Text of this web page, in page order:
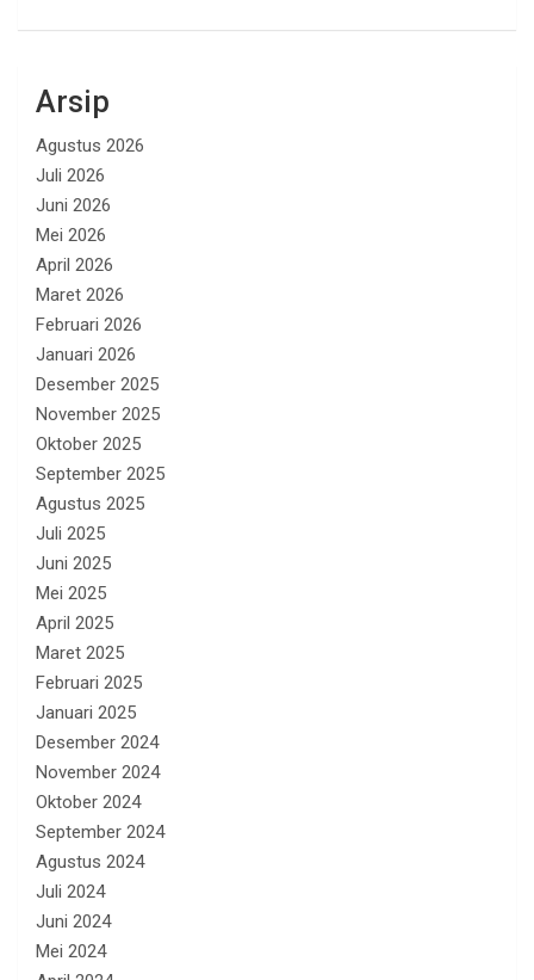
Arsip
Agustus 2026
Juli 2026
Juni 2026
Mei 2026
April 2026
Maret 2026
Februari 2026
Januari 2026
Desember 2025
November 2025
Oktober 2025
September 2025
Agustus 2025
Juli 2025
Juni 2025
Mei 2025
April 2025
Maret 2025
Februari 2025
Januari 2025
Desember 2024
November 2024
Oktober 2024
September 2024
Agustus 2024
Juli 2024
Juni 2024
Mei 2024